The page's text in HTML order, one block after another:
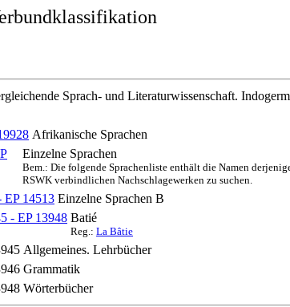
Sprach- und Literaturwissenschaft.
Afrikanische Sprachen
Einzelne Sprachen
Bem.: Die folgende Sprachenliste enthält die Namen
RSWK verbindlichen Nachschlagewerken zu suchen.
EP 14513 Einzelne Sprachen B
- EP 13948 Batié
Reg.: La Bâtie
Allgemeines. Lehrbücher
Grammatik
Wörterbücher